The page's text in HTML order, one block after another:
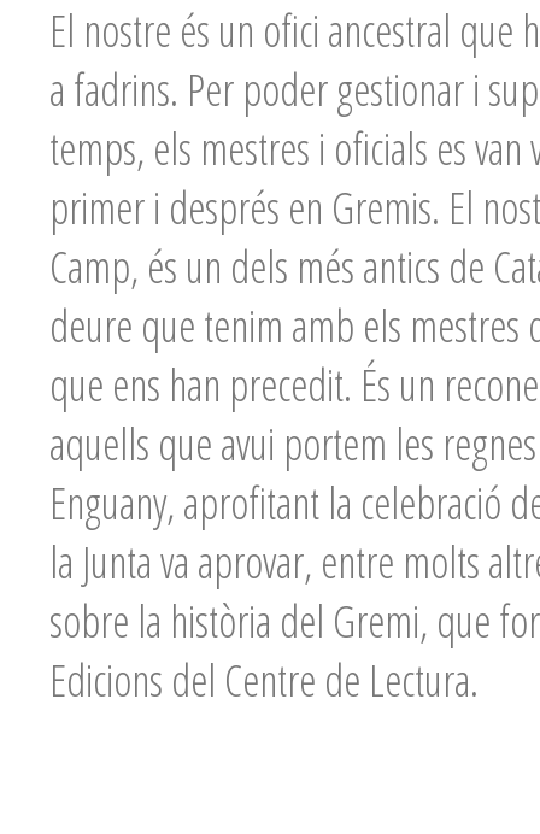
El nostre és un ofici ancestral que
a fadrins. Per poder gestionar i
temps, els mestres i oficials es
primer i després en Gremis. El
Camp, és un dels més antics de
deure que tenim amb els mestres
que ens han precedit. És un
aquells que avui portem les
Enguany, aprofitant la celebració
la Junta va aprovar, entre molts
sobre la història del Gremi, que
Edicions del Centre de Lectura.